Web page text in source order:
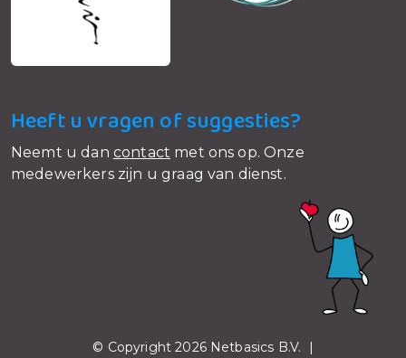
Heeft u vragen of suggesties?
Neemt u dan contact met ons op. Onze
medewerkers zijn u graag van dienst.
© Copyright 2026 Netbasics B.V. |